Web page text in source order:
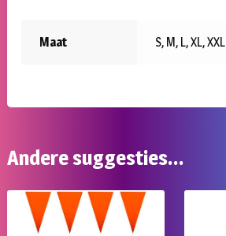
Maat S, M, L, XL, XXL
Andere suggesties…